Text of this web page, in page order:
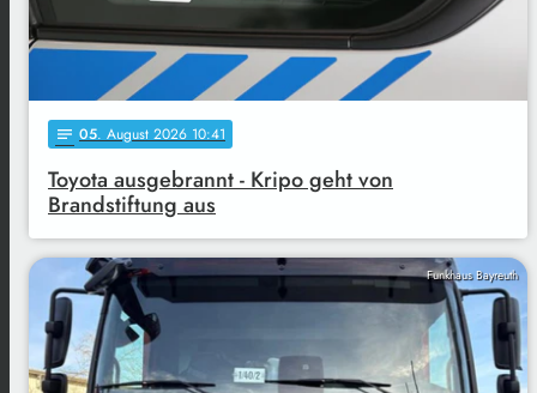
notes 05. August 2026 10:41
Toyota ausgebrannt - Kripo geht von
Brandstiftung aus
Funkhaus Bayreuth